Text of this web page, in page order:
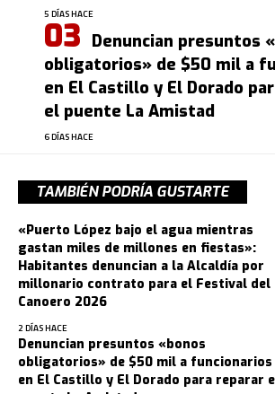
5 DÍAS HACE
Denuncian presuntos
obligatorios» de $50 mil a
en El Castillo y El Dorado
el puente La Amistad
6 DÍAS HACE
TAMBIÉN PODRÍA GUSTARTE
«Puerto López bajo el agua mientras
gastan miles de millones en fiestas»:
Habitantes denuncian a la Alcaldía por
millonario contrato para el Festival del
Canoero 2026
2 DÍAS HACE
Denuncian presuntos «bonos
obligatorios» de $50 mil a funcionarios
en El Castillo y El Dorado para reparar